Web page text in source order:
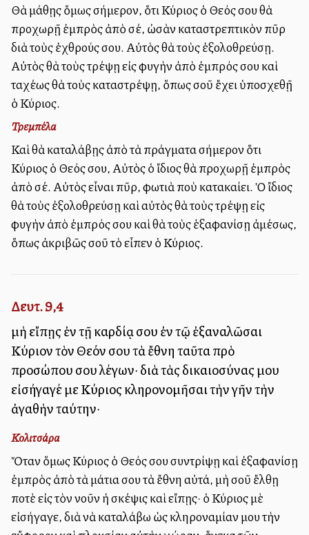
Θὰ μάθῃς ὅμως σήμερον, ὅτι Κύριος ὁ Θεός σου θὰ
προχωρῇ ἐμπρὸς ἀπὸ σέ, ὠσὰν καταστρεπτικὸν πῦρ
διὰ τοὺς ἐχθρούς σου. Αὐτὸς θὰ τοὺς ἐξολοθρεύσῃ.
Αὐτὸς θὰ τοὺς τρέψῃ εἰς φυγὴν ἀπὸ ἐμπρός σου καὶ
ταχέως θὰ τοὺς καταστρέψῃ, ὅπως σοῦ ἔχει ὑποσχεθῇ
ὁ Κύριος.
Τρεμπέλα
Καὶ θὰ καταλάβῃς ἀπὸ τὰ πράγματα σήμερον ὅτι
Κύριος ὁ Θεός σου, Αὐτὸς ὁ ἴδιος θὰ προχωρῇ ἐμπρὸς
ἀπὸ σέ. Αὐτὸς εἶναι πῦρ, φωτιὰ ποὺ κατακαίει. Ὁ ἴδιος
θὰ τοὺς ἐξολοθρεύσῃ καὶ αὐτὸς θὰ τοὺς τρέψῃ εἰς
φυγὴν ἀπὸ ἐμπρός σου καὶ θὰ τοὺς ἑξαφανίσῃ ἀμέσως,
ὅπως ἀκριβῶς σοῦ τὸ εἶπεν ὁ Κύριος.
Δευτ. 9,4
μὴ εἴπῃς ἐν τῇ καρδίᾳ σου ἐν τῷ ἐξαναλῶσαι
Κύριον τὸν Θεόν σου τὰ ἔθνη ταῦτα πρὸ
προσώπου σου λέγων· διὰ τὰς δικαιοσύνας μου
εἰσήγαγέ με Κύριος κληρονομῆσαι τὴν γῆν τὴν
ἀγαθὴν ταύτην·
Κολιτσάρα
Ὅταν ὅμως Κύριος ὁ Θεός σου συντρίψῃ καὶ ἐξαφανίσῃ
ἐμπρὸς ἀπὸ τὰ μάτια σου τὰ ἔθνη αὐτά, μὴ σοῦ ἔλθῃ
ποτὲ εἰς τὸν νοῦν ἡ σκέψις καὶ εἴπῃς· ὁ Κύριος μὲ
εἰσήγαγε, διὰ νὰ καταλάβω ὡς κληροναμίαν μου τὴν